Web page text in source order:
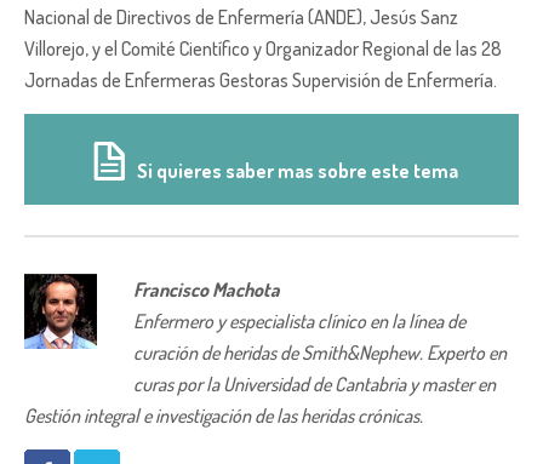
Nacional de Directivos de Enfermería (ANDE), Jesús Sanz
Villorejo, y el Comité Científico y Organizador Regional de las 28
Jornadas de Enfermeras Gestoras Supervisión de Enfermería.
Si quieres saber mas sobre este tema
Francisco Machota
Enfermero y especialista clínico en la línea de
curación de heridas de Smith&Nephew. Experto en
curas por la Universidad de Cantabria y master en
Gestión integral e investigación de las heridas crónicas.